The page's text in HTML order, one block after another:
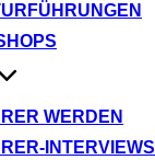
WERDEN
INTERVIEWS